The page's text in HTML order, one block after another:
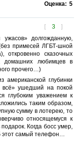
Оценка: 5
[ 3 ]
долгожданную,
примесей ЛГБТ-шной
откровенно сказочных
домашних любимцев в
прочего…)
американской глубинки
всё» ушедший на покой
глубоким уважением к
таким образом,
сумму в лотерею, то
относящемуся к
Когда босс умер,
этот самый телефон…